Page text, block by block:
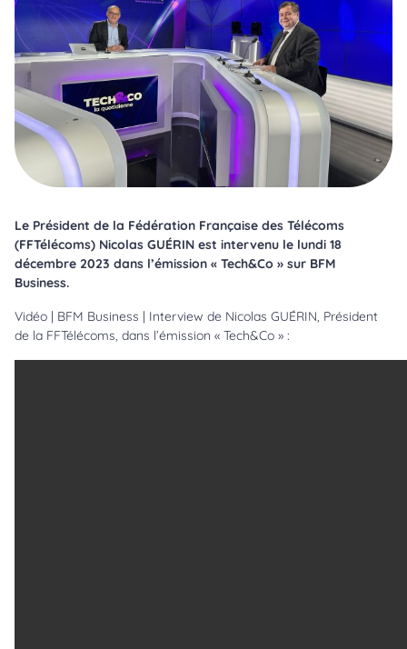
Le Président de la Fédération Française des Télécoms
(FFTélécoms) Nicolas GUÉRIN est intervenu le lundi 18
décembre 2023 dans l’émission « Tech&Co » sur BFM
Business.
Vidéo | BFM Business | Interview de Nicolas GUÉRIN, Président
de la FFTélécoms, dans l’émission « Tech&Co » :